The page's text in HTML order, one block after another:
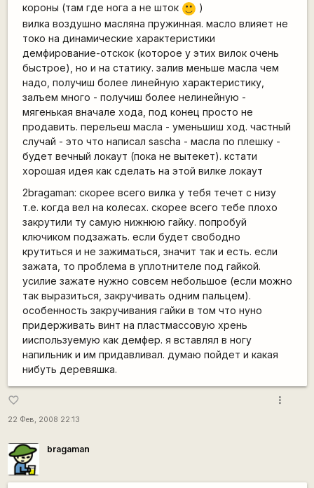
короны (там где нога а не шток :)
)
вилка воздушно масляна пружинная. масло влияет не
токо на динамические характеристики
демфирование-отскок (которое у этих вилок очень
быстрое), но и на статику. залив меньше масла чем
надо, получиш более линейную характеристику,
залъем много - получиш более нелинейную -
мягенькая вначале хода, под конец просто не
продавить. перельеш масла - уменьшиш ход. частный
случай - это что написал sascha - масла по плешку -
будет вечный локаут (пока не вытекет). кстати
хорошая идея как сделать на этой вилке локаут
2bragaman: скорее всего вилка у тебя течет с низу
т.е. когда вел на колесах. скорее всего тебе плохо
закрутили ту самую нижнюю гайку. попробуй
ключиком подзажать. если будет свободно
крутиться и не зажиматься, значит так и есть. если
зажата, то проблема в уплотнителе под гайкой.
усилие зажате нужно совсем небольшое (если можно
так выразиться, закручивать одним пальцем).
особенность закручивания гайки в том что нуно
придерживать винт на пластмассовую хрень
ииспользуемую как демфер. я вставлял в ногу
напильник и им придавливал. думаю пойдет и какая
нибуть деревяшка.
favorite_border
22 Фев, 2008 22:13
more_vert
bragaman